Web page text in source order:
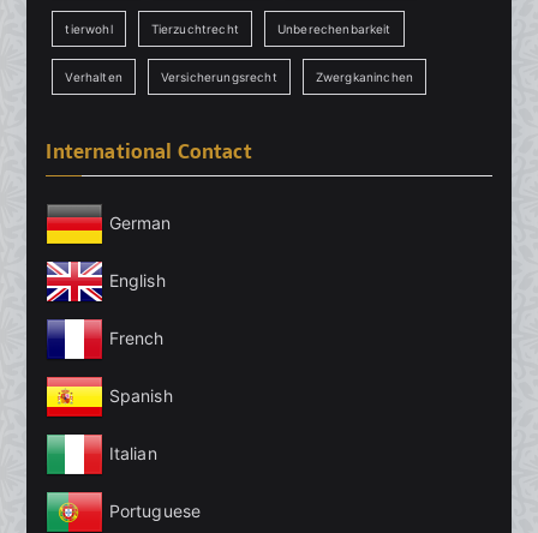
tierwohl Tierzuchtrecht Unberechenbarkeit
Verhalten Versicherungsrecht Zwergkaninchen
International Contact
German
English
French
Spanish
Italian
Portuguese